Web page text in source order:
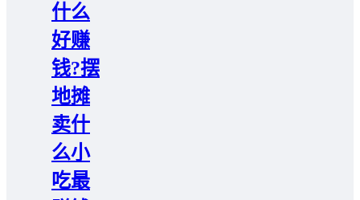
什么
好赚
钱?摆
地摊
卖什
么小
吃最